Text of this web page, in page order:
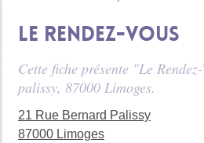
Le Rendez-Vous
Cette fiche présente "Le
palissy, 87000 Limoges.
21 Rue Bernard Palissy
87000 Limoges